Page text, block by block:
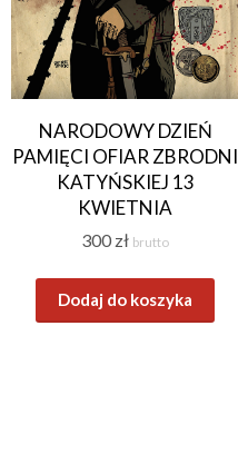
NARODOWY DZIEŃ
PAMIĘCI OFIAR ZBRODNI
KATYŃSKIEJ 13
KWIETNIA
300 zł brutto
Dodaj do koszyka